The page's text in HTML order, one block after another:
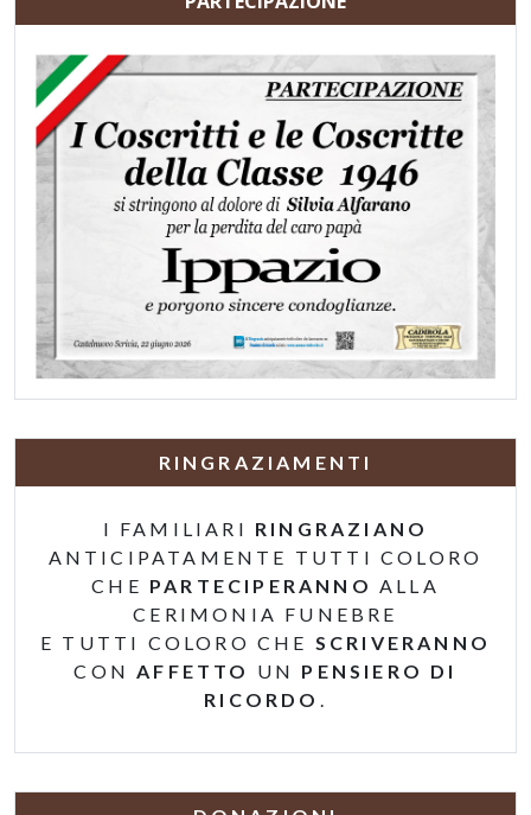
RINGRAZIAMENTI
I FAMILIARI RINGRAZIANO
ANTICIPATAMENTE TUTTI COLORO
CHE PARTECIPERANNO ALLA
CERIMONIA FUNEBRE
E TUTTI COLORO CHE SCRIVERANNO
CONAFFETTO UN PENSIERO DI
RICORDO .